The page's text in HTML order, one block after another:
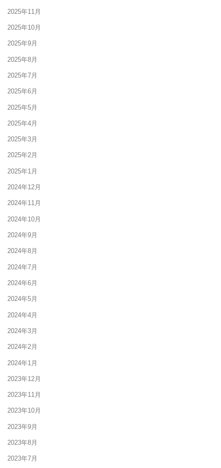
2025年11月
2025年10月
2025年9月
2025年8月
2025年7月
2025年6月
2025年5月
2025年4月
2025年3月
2025年2月
2025年1月
2024年12月
2024年11月
2024年10月
2024年9月
2024年8月
2024年7月
2024年6月
2024年5月
2024年4月
2024年3月
2024年2月
2024年1月
2023年12月
2023年11月
2023年10月
2023年9月
2023年8月
2023年7月